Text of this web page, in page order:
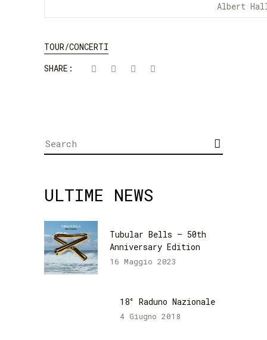
Albert
TOUR/CONCERTI
SHARE:
Search
for:
ULTIME NEWS
Tubular Bells – 50th
Anniversary Edition
16 Maggio 2023
18° Raduno Nazionale
4 Giugno 2018